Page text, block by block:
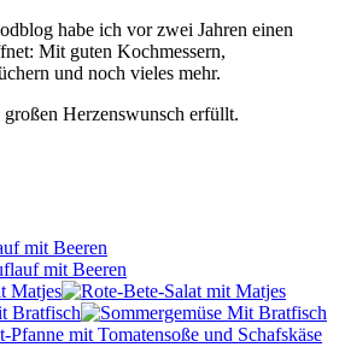
habe ich vor zwei Jahren einen
Mit guten Kochmessern,
und noch vieles mehr.
Herzenswunsch erfüllt.
mit Beeren
Matjes
Bratfisch
mit Tomatensoße und Schafskäse